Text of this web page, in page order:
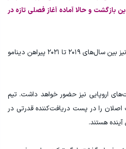
و حالا آماده آغاز فصلی تازه در
درو پس از سه فصل حضور در زنیت کازان (۲۰۲۲ تا ۲۰۲۵) به لوکوموتیو نووسیبیرسک پیوست. او پیش از آن نیز بین سال‌های ۲۰۱۹ تا ۲۰۲۱ پیراهن دینامو
اروپایی نیز حضور خواهد داشت. تیم
را در پست دریافت‌کننده قدرتی در
آینده هستند.